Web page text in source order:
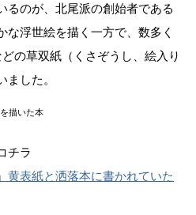
るのが、北尾派の創始者である
な浮世絵を描く一方で、数多く
の草双紙（くさぞうし、絵入り
ました。
描いた本
チラ
黄表紙と洒落本に書かれていた